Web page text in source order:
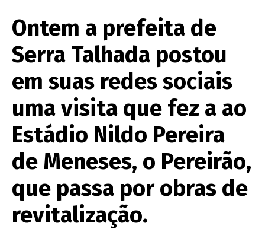
Ontem a prefeita de
Serra Talhada postou
em suas redes sociais
uma visita que fez a ao
Estádio Nildo Pereira
de Meneses, o Pereirão,
que passa por obras de
revitalização.